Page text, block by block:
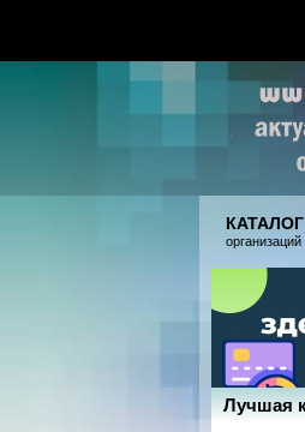
КАТАЛОГ
организаций
Лучшая